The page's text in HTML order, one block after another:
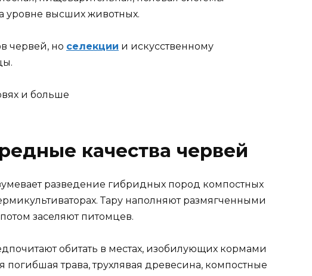
уровне высших животных.
червей, но селекции и искусственному
качества червей
разведение гибридных пород компостных
Тару наполняют размягченными
заселяют питомцев.
обитать в местах, изобилующих кормами
погибшая трава, трухлявая древесина, компостные